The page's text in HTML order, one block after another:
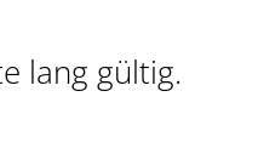
lang gültig.